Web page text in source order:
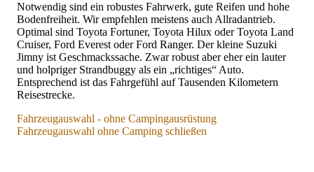
Notwendig sind ein robustes Fahrwerk, gute Reifen und hohe
Bodenfreiheit. Wir empfehlen meistens auch Allradantrieb.
Optimal sind Toyota Fortuner, Toyota Hilux oder Toyota Land
Cruiser, Ford Everest oder Ford Ranger. Der kleine Suzuki
Jimny ist Geschmackssache. Zwar robust aber eher ein lauter
und holpriger Strandbuggy als ein „richtiges“ Auto.
Entsprechend ist das Fahrgefühl auf Tausenden Kilometern
Reisestrecke.
Fahrzeugauswahl - ohne Campingausrüstung
Fahrzeugauswahl ohne Camping schließen